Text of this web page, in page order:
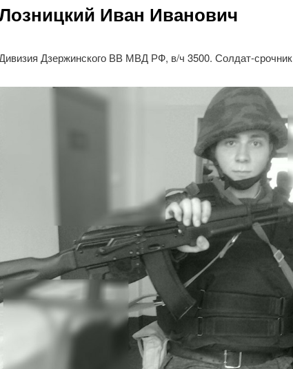
Иван Иванович
Дзержинского ВВ МВД РФ, в/ч 3500. Солдат-срочник